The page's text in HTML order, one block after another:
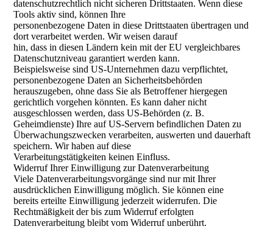
datenschutzrechtlich nicht sicheren Drittstaaten. Wenn diese
Tools aktiv sind, können Ihre
personenbezogene Daten in diese Drittstaaten übertragen und
dort verarbeitet werden. Wir weisen darauf
hin, dass in diesen Ländern kein mit der EU vergleichbares
Datenschutzniveau garantiert werden kann.
Beispielsweise sind US-Unternehmen dazu verpflichtet,
personenbezogene Daten an Sicherheitsbehörden
herauszugeben, ohne dass Sie als Betroffener hiergegen
gerichtlich vorgehen könnten. Es kann daher nicht
ausgeschlossen werden, dass US-Behörden (z. B.
Geheimdienste) Ihre auf US-Servern befindlichen Daten zu
Überwachungszwecken verarbeiten, auswerten und dauerhaft
speichern. Wir haben auf diese
Verarbeitungstätigkeiten keinen Einfluss.
Widerruf Ihrer Einwilligung zur Datenverarbeitung
Viele Datenverarbeitungsvorgänge sind nur mit Ihrer
ausdrücklichen Einwilligung möglich. Sie können eine
bereits erteilte Einwilligung jederzeit widerrufen. Die
Rechtmäßigkeit der bis zum Widerruf erfolgten
Datenverarbeitung bleibt vom Widerruf unberührt.